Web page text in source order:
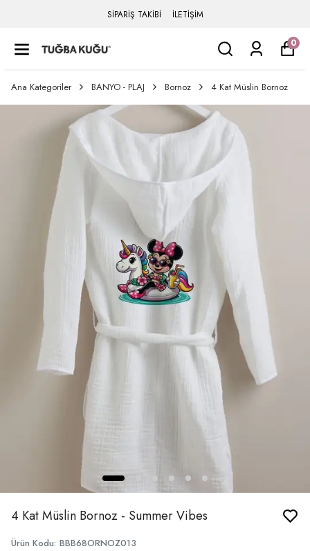
SİPARİŞ TAKİBİ İLETİŞİM
0
Ana Kategoriler BANYO - PLAJ Bornoz 4 Kat Müslin Bornoz
4 Kat Müslin Bornoz - Summer Vibes
Ürün Kodu: BBB68ORNOZ013